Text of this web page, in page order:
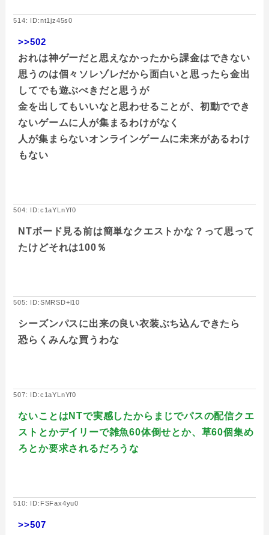
514: ID:nt1jz45s0
>>502
おれは神ゲーだと思えなかったから課金はできない
思うのは個々ソレゾレだから面白いと思ったら金出
してでも遊ぶべきだと思うが
金を出してもいいなと思わせることが、初動ででき
ないゲームに人が集まるわけがなく
人が集まらないオンラインゲームに未来があるわけ
もない
504: ID:c1aYLnYf0
NTボード見る前は簡単なクエストかな？って思って
たけどそれは100％
505: ID:SMRSD+l10
シーズンパスに出来の良い衣装ぶち込んできたら
恐らくみんな買うわな
507: ID:c1aYLnYf0
ないことはNTで実感したからまじでパスの配信クエ
ストとかデイリーで雑魚60体倒せとか、草60個集め
ろとか要求されるだろうな
510: ID:FSFax4yu0
>>507